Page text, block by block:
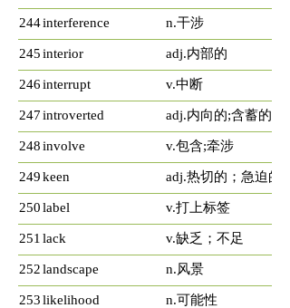
244interference n.干涉
245interior adj.内部的
246interrupt v.中断
247introverted adj.内向的;含蓄的
248involve v.包含;牵涉
249keen adj.热切的；急迫的;
250label v.打上标签
251 lack v.缺乏；不足
252landscape n.风景
253likelihood n.可能性